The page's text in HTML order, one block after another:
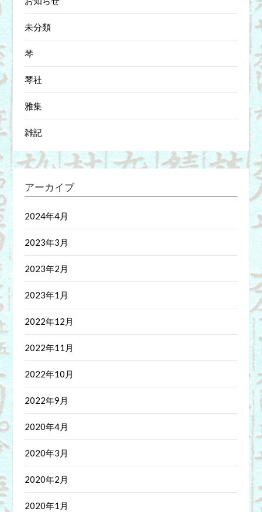
未分類
琴
琴社
雅集
雑記
アーカイブ
2024年4月
2023年3月
2023年2月
2023年1月
2022年12月
2022年11月
2022年10月
2022年9月
2020年4月
2020年3月
2020年2月
2020年1月